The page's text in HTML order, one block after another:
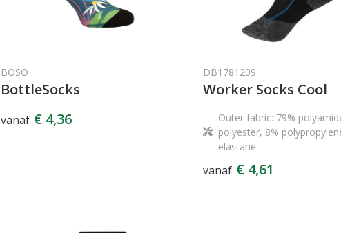
BOSO
BottleSocks
vanaf € 4,36
DB1781209
Worker Socks Cool
Outer fabric: 79%
polyester, 8%
elastane
vanaf € 4,61